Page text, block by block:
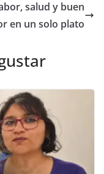
salud y buen
en un solo plato